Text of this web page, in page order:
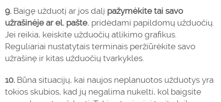
9. Baigę užduotį ar jos dalį pažymėkite tai savo
užrašinėje ar el. pašte, pridėdami papildomų užduočių.
Jei reikia, keiskite užduočių atlikimo grafikus.
Reguliariai nustatytais terminais peržiūrėkite savo
užrašinę ir kitas užduočių tvarkykles.
10. Būna situacijų, kai naujos neplanuotos užduotys yra
tokios skubios, kad jų negalima nukelti, kol baigsite